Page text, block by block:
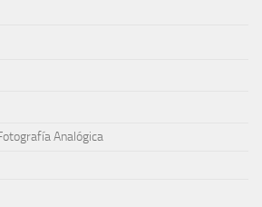
Analógica